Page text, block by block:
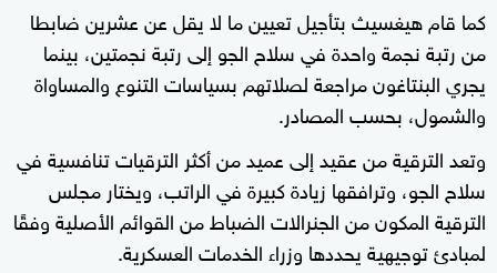
كما قام هيغسيث بتأجيل تعيين ما لا يقل عن عشرين ضابطا
من رتبة نجمة واحدة في سلاح الجو إلى رتبة نجمتين، بينما
يجري البنتاغون مراجعة لصلاتهم بسياسات التنوع والمساواة
والشمول، بحسب المصادر.
وتعد الترقية من عقيد إلى عميد من أكثر الترقيات تنافسية في
سلاح الجو، وترافقها زيادة كبيرة في الراتب، ويختار مجلس
الترقية المكون من الجنرالات الضباط من القوائم الأصلية وفقًا
لمبادئ توجيهية يحددها وزراء الخدمات العسكرية.